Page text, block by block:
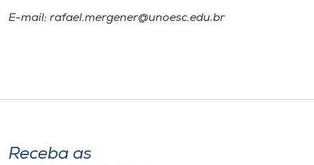
E-mail: rafael.mergener@unoesc.edu.br
Receba as